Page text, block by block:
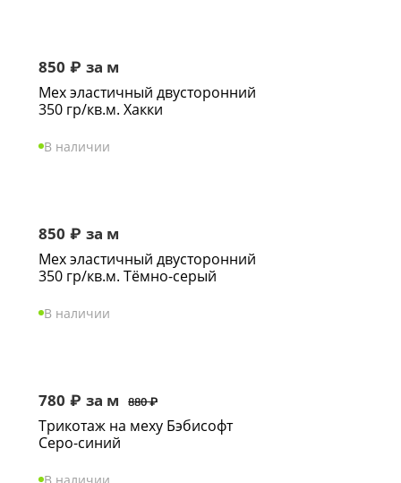
850 ₽ за м
Мех эластичный двусторонний
350 гр/кв.м. Хакки
В наличии
850 ₽ за м
Мех эластичный двусторонний
350 гр/кв.м. Тёмно-серый
В наличии
780 ₽ за м 880₽
Трикотаж на меху Бэбисофт
Серо-синий
В наличии